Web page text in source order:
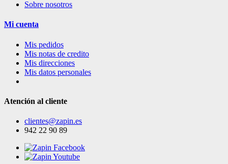
Sobre nosotros
Mi cuenta
Mis pedidos
Mis notas de credito
Mis direcciones
Mis datos personales
Atención al cliente
clientes@zapin.es
942 22 90 89